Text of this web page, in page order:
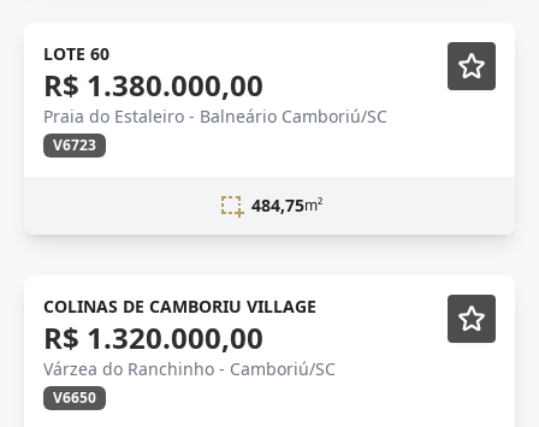
LOTE 60
R$ 1.380.000,00
Praia do Estaleiro - Balneário Camboriú/SC
V6723
484,75m²
COLINAS DE CAMBORIU VILLAGE
R$ 1.320.000,00
Várzea do Ranchinho - Camboriú/SC
V6650